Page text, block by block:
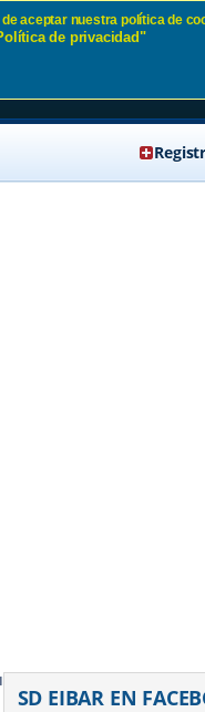
SD EIBAR EN
aceptar nuestra política de
de privacidad"